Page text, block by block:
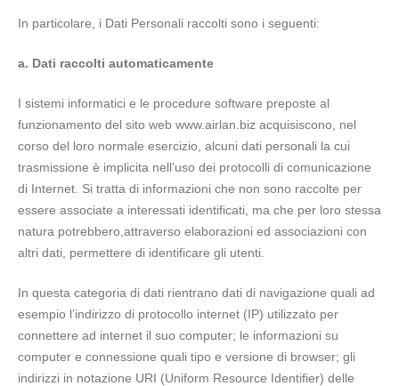
In particolare, i Dati Personali raccolti sono i seguenti:
a. Dati raccolti automaticamente
I sistemi informatici e le procedure software preposte al
funzionamento del sito web www.airlan.biz acquisiscono, nel
corso del loro normale esercizio, alcuni dati personali la cui
trasmissione è implicita nell’uso dei protocolli di comunicazione
di Internet. Si tratta di informazioni che non sono raccolte per
essere associate a interessati identificati, ma che per loro stessa
natura potrebbero,attraverso elaborazioni ed associazioni con
altri dati, permettere di identificare gli utenti.
In questa categoria di dati rientrano dati di navigazione quali ad
esempio l’indirizzo di protocollo internet (IP) utilizzato per
connettere ad internet il suo computer; le informazioni su
computer e connessione quali tipo e versione di browser; gli
indirizzi in notazione URI (Uniform Resource Identifier) delle